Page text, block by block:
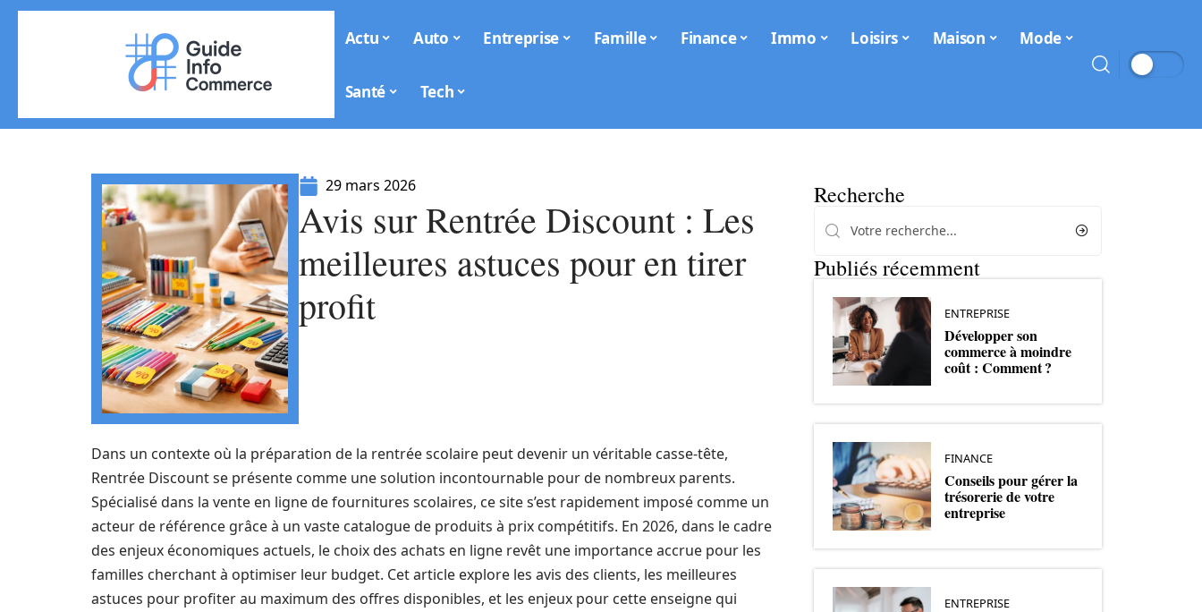
Actu Auto Entreprise Famille Finance Immo Loisirs Maison Mode
Santé Tech
29 mars 2026
Avis sur Rentrée Discount : Les
meilleures astuces pour en tirer
profit
Dans un contexte où la préparation de la rentrée scolaire peut devenir un véritable casse-tête,
Rentrée Discount se présente comme une solution incontournable pour de nombreux parents.
Spécialisé dans la vente en ligne de fournitures scolaires, ce site s’est rapidement imposé comme un
acteur de référence grâce à un vaste catalogue de produits à prix compétitifs. En 2026, dans le cadre
des enjeux économiques actuels, le choix des achats en ligne revêt une importance accrue pour les
familles cherchant à optimiser leur budget. Cet article explore les avis des clients, les meilleures
astuces pour profiter au maximum des offres disponibles, et les enjeux pour cette enseigne qui
Recherche
Publiés récemment
ENTREPRISE
Développer son
commerce à moindre
coût : Comment ?
FINANCE
Conseils pour gérer la
trésorerie de votre
entreprise
ENTREPRISE